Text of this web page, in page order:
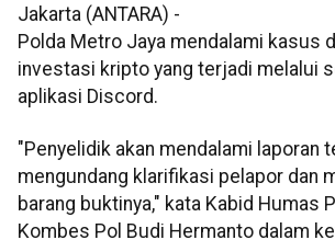
Jakarta (ANTARA) -
Polda Metro Jaya mendalami kasus
investasi kripto yang terjadi melalui
aplikasi Discord.
"Penyelidik akan mendalami laporan
mengundang klarifikasi pelapor dan
barang buktinya," kata Kabid Humas
Kombes Pol Budi Hermanto dalam